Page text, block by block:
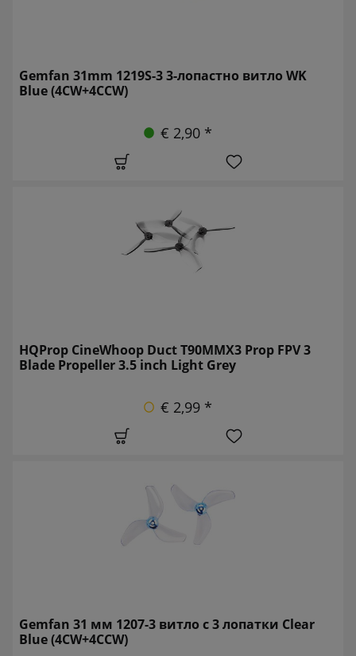
Gemfan 31mm 1219S-3 3-лопастно витло WK
Blue (4CW+4CCW)
€ 2,90 *
HQProp CineWhoop Duct T90MMX3 Prop FPV 3
Blade Propeller 3.5 inch Light Grey
€ 2,99 *
Gemfan 31 мм 1207-3 витло с 3 лопатки Clear
Blue (4CW+4CCW)